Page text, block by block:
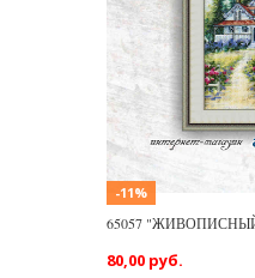
-11%
65057
80,00 руб.